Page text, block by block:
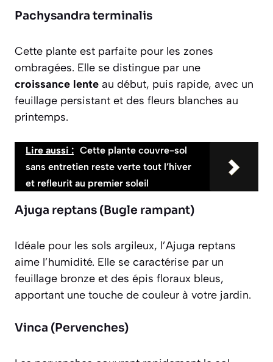
Pachysandra terminalis
Cette plante est parfaite pour les zones
ombragées. Elle se distingue par une
croissance lente au début, puis rapide, avec un
feuillage persistant et des fleurs blanches au
printemps.
Lire aussi : Cette plante couvre-sol
sans entretien reste verte tout l’hiver
et refleurit au premier soleil
Ajuga reptans (Bugle rampant)
Idéale pour les sols argileux, l’Ajuga reptans
aime l’humidité. Elle se caractérise par un
feuillage bronze et des épis floraux bleus,
apportant une touche de couleur à votre jardin.
Vinca (Pervenches)